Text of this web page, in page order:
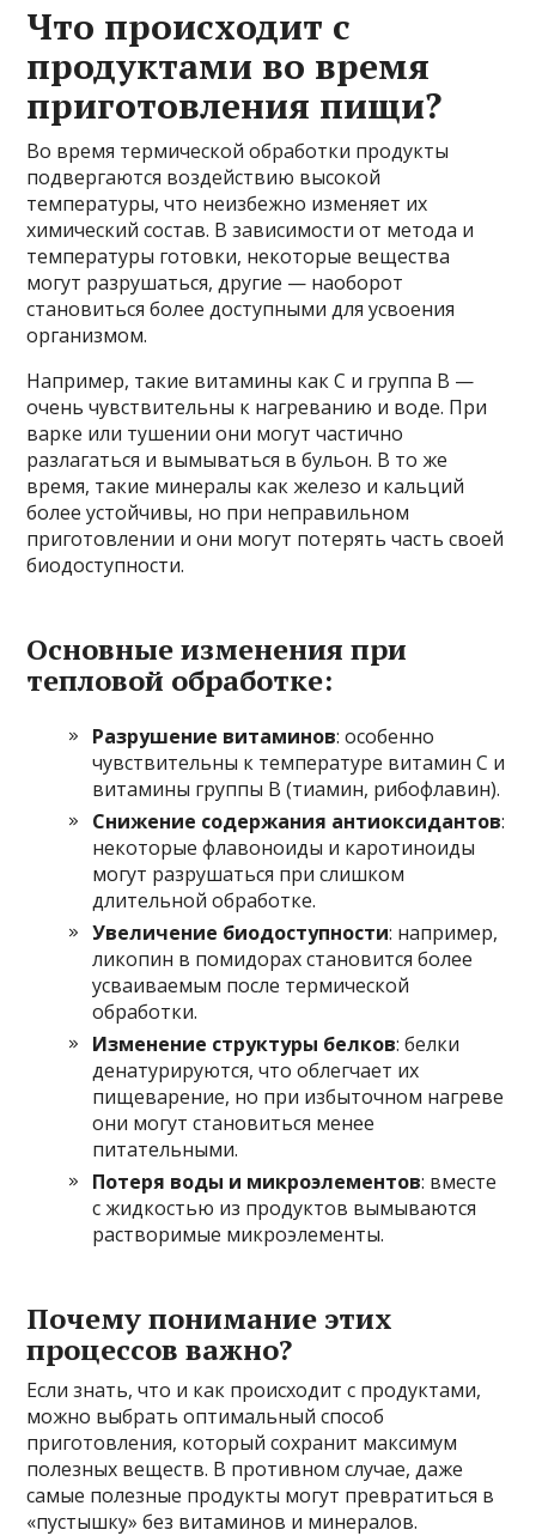
Что происходит с
продуктами во время
приготовления пищи?
Во время термической обработки продукты
подвергаются воздействию высокой
температуры, что неизбежно изменяет их
химический состав. В зависимости от метода и
температуры готовки, некоторые вещества
могут разрушаться, другие — наоборот
становиться более доступными для усвоения
организмом.
Например, такие витамины как С и группа В —
очень чувствительны к нагреванию и воде. При
варке или тушении они могут частично
разлагаться и вымываться в бульон. В то же
время, такие минералы как железо и кальций
более устойчивы, но при неправильном
приготовлении и они могут потерять часть своей
биодоступности.
Основные изменения при
тепловой обработке:
Разрушение витаминов: особенно
чувствительны к температуре витамин C и
витамины группы B (тиамин, рибофлавин).
Снижение содержания антиоксидантов:
некоторые флавоноиды и каротиноиды
могут разрушаться при слишком
длительной обработке.
Увеличение биодоступности: например,
ликопин в помидорах становится более
усваиваемым после термической
обработки.
Изменение структуры белков: белки
денатурируются, что облегчает их
пищеварение, но при избыточном нагреве
они могут становиться менее
питательными.
Потеря воды и микроэлементов: вместе
с жидкостью из продуктов вымываются
растворимые микроэлементы.
Почему понимание этих
процессов важно?
Если знать, что и как происходит с продуктами,
можно выбрать оптимальный способ
приготовления, который сохранит максимум
полезных веществ. В противном случае, даже
самые полезные продукты могут превратиться в
«пустышку» без витаминов и минералов.